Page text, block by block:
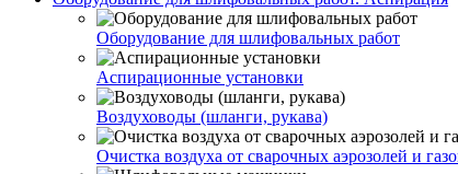
Оборудование для шлифовальных работ
Аспирационные установки
Воздуховоды (шланги, рукава)
Очистка воздуха от сварочных аэрозолей и